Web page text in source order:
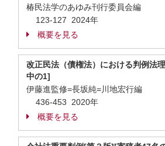
椿民法学のあゆみ刊行委員会編
123-127 2024年
概要を見る
改正民法（債権法）における判例法
中の1]
伊藤進監修=長坂純=川地宏行編
436-453 2020年
概要を見る